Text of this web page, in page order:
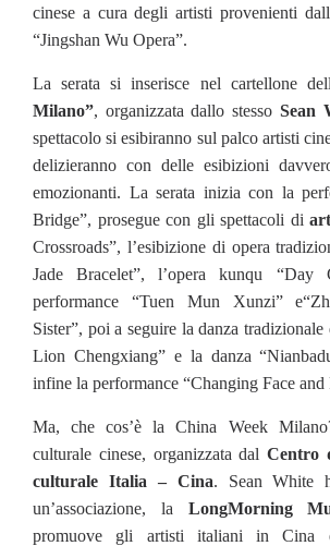
cinese a cura degli artisti provenienti
“Jingshan Wu Opera”.
La serata si inserisce nel cartellone
Milano”, organizzata dallo stesso Sean
spettacolo si esibiranno sul palco artisti
delizieranno con delle esibizioni
emozionanti. La serata inizia con la
Bridge”, prosegue con gli spettacoli di
Crossroads”, l’esibizione di opera
Jade Bracelet”, l’opera kunqu “Day
performance “Tuen Mun Xunzi”
Sister”, poi a seguire la danza
Lion Chengxiang” e la danza
infine la performance “Changing Face and
Ma, che cos’è la China Week
culturale cinese, organizzata dalCentro
culturale Italia – Cina. Sean White
un’associazione, la LongMorning
promuove gli artisti italiani in Cina